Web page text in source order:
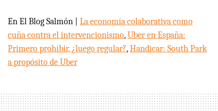
En El Blog Salmón | La economía colaborativa como
cuña contra el intervencionismo,Uber en España:
Primero prohibir, ¿luego regular?,Handicar: South Park
a propósito de Uber